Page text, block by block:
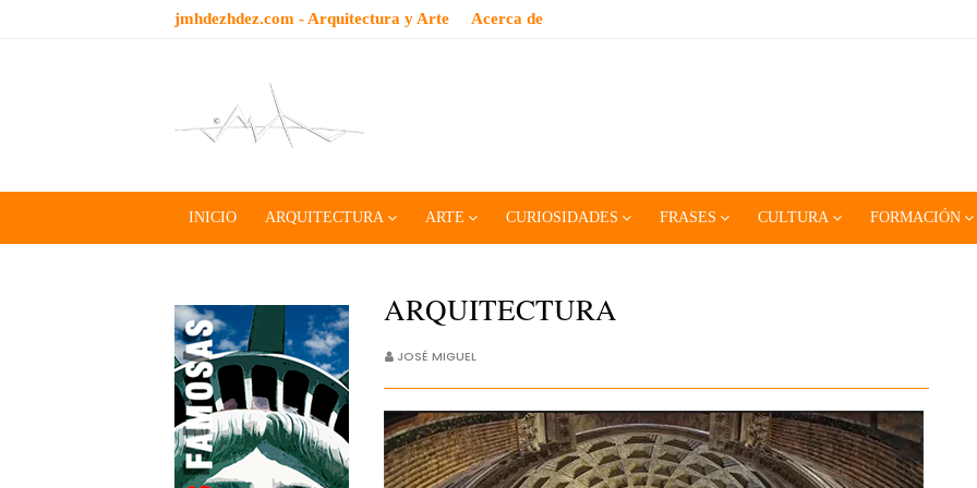
jmhdezhdez.com - Arquitectura y Arte Acerca de
INICIO ARQUITECTURA ARTE CURIOSIDADES FRASES CULTURA FORMACIÓN
ARQUITECTURA
JOSÉ MIGUEL